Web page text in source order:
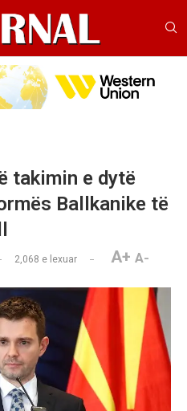
takimin e dytë
Ballkanike të
2,068 e lexuar A+ A-